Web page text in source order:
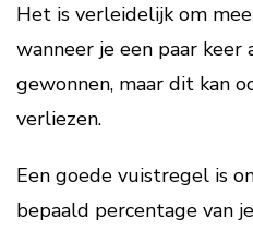
Het is verleidelijk om
wanneer je een paar
gewonnen, maar dit kan
verliezen.
Een goede vuistregel is
bepaald percentage van